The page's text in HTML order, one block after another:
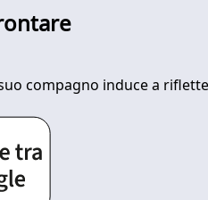
compagno induce a